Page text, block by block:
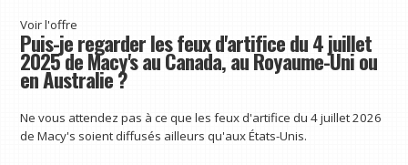
Voir l'offre
Puis-je regarder les feux d'artifice du 4 juillet
2025 de Macy's au Canada, au Royaume-Uni ou
en Australie ?
Ne vous attendez pas à ce que les feux d'artifice du 4 juillet 2026
de Macy's soient diffusés ailleurs qu'aux États-Unis.